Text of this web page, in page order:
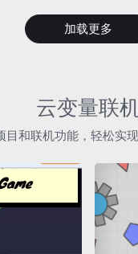
加载更多
云变量联
和联机功能，轻松实